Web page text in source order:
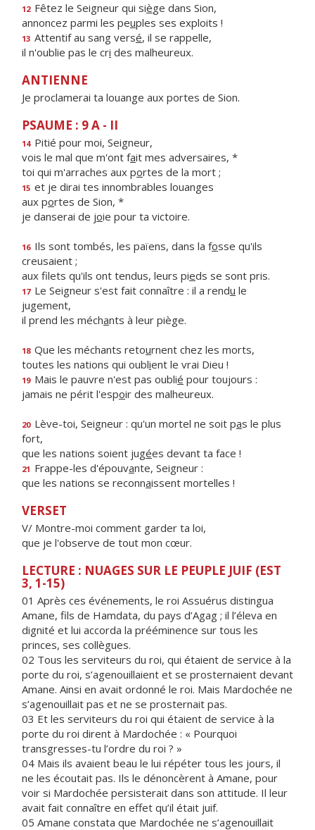
12 Fêtez le Seigneur qui siège dans Sion,
annoncez parmi les peuples ses exploits !
13 Attentif au sang versé, il se rappelle,
il n'oublie pas le cri des malheureux.
ANTIENNE
Je proclamerai ta louange aux portes de Sion.
PSAUME : 9 A - II
14 Pitié pour moi, Seigneur,
vois le mal que m'ont fait mes adversaires, *
toi qui m'arraches aux portes de la mort ;
15 et je dirai tes innombrables louanges
aux portes de Sion, *
je danserai de joie pour ta victoire.
16 Ils sont tombés, les païens, dans la fosse qu'ils
creusaient ;
aux filets qu'ils ont tendus, leurs pieds se sont pris.
17 Le Seigneur s'est fait connaître : il a rendu le
jugement,
il prend les méchants à leur piège.
18 Que les méchants retournent chez les morts,
toutes les nations qui oublient le vrai Dieu !
19 Mais le pauvre n'est pas oublié pour toujours :
jamais ne périt l'espoir des malheureux.
20 Lève-toi, Seigneur : qu'un mortel ne soit pas le plus
fort,
que les nations soient jugées devant ta face !
21 Frappe-les d'épouvante, Seigneur :
que les nations se reconnaissent mortelles !
VERSET
V/ Montre-moi comment garder ta loi,
que je l'observe de tout mon cœur.
LECTURE : NUAGES SUR LE PEUPLE JUIF (EST
3, 1-15)
01 Après ces événements, le roi Assuérus distingua
Amane, fils de Hamdata, du pays d’Agag ; il l’éleva en
dignité et lui accorda la prééminence sur tous les
princes, ses collègues.
02 Tous les serviteurs du roi, qui étaient de service à la
porte du roi, s’agenouillaient et se prosternaient devant
Amane. Ainsi en avait ordonné le roi. Mais Mardochée ne
s’agenouillait pas et ne se prosternait pas.
03 Et les serviteurs du roi qui étaient de service à la
porte du roi dirent à Mardochée : « Pourquoi
transgresses-tu l’ordre du roi ? »
04 Mais ils avaient beau le lui répéter tous les jours, il
ne les écoutait pas. Ils le dénoncèrent à Amane, pour
voir si Mardochée persisterait dans son attitude. Il leur
avait fait connaître en effet qu’il était juif.
05 Amane constata que Mardochée ne s’agenouillait